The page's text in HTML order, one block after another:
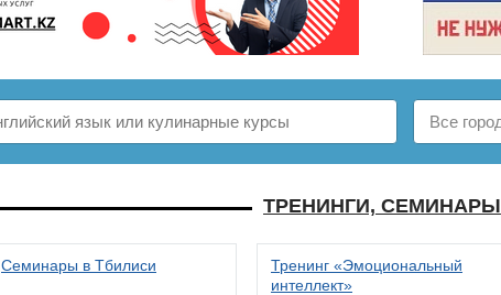
ТРЕНИНГИ, СЕМИНАРЫ
Семинары в Тбилиси
Тренинг «Эмоциональный
интеллект»